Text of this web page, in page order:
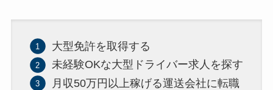
大型免許を取得する
未経験OKな大型ドライバー求人を探す
月収50万円以上稼げる運送会社に転職